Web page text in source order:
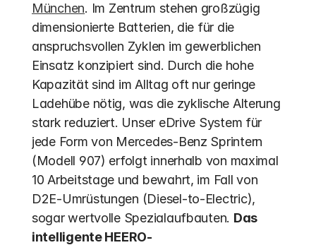
München. Im Zentrum stehen großzügig
dimensionierte Batterien, die für die
anspruchsvollen Zyklen im gewerblichen
Einsatz konzipiert sind. Durch die hohe
Kapazität sind im Alltag oft nur geringe
Ladehübe nötig, was die zyklische Alterung
stark reduziert. Unser eDrive System für
jede Form von Mercedes-Benz Sprintern
(Modell 907) erfolgt innerhalb von maximal
10 Arbeitstage und bewahrt, im Fall von
D2E-Umrüstungen (Diesel-to-Electric),
sogar wertvolle Spezialaufbauten. Das
intelligente HEERO-